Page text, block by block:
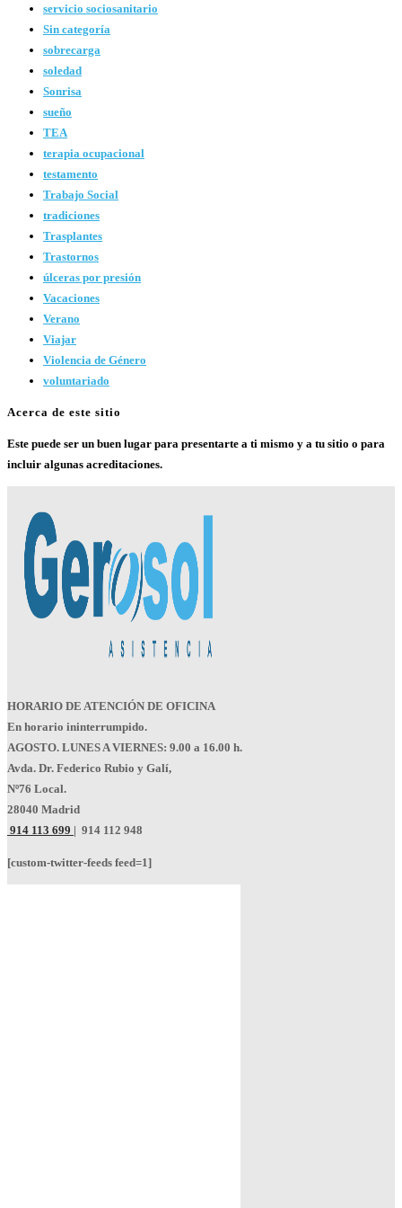
servicio sociosanitario
Sin categoría
sobrecarga
soledad
Sonrisa
sueño
TEA
terapia ocupacional
testamento
Trabajo Social
tradiciones
Trasplantes
Trastornos
úlceras por presión
Vacaciones
Verano
Viajar
Violencia de Género
voluntariado
Acerca de este sitio
Este puede ser un buen lugar para presentarte a ti mismo y a tu sitio o para
incluir algunas acreditaciones.
HORARIO DE ATENCIÓN DE OFICINA
En horario ininterrumpido.
AGOSTO. LUNES A VIERNES: 9.00 a 16.00 h.
Avda. Dr. Federico Rubio y Galí,
Nº76 Local.
28040 Madrid
914 113 699 | 914 112 948
[custom-twitter-feeds feed=1]